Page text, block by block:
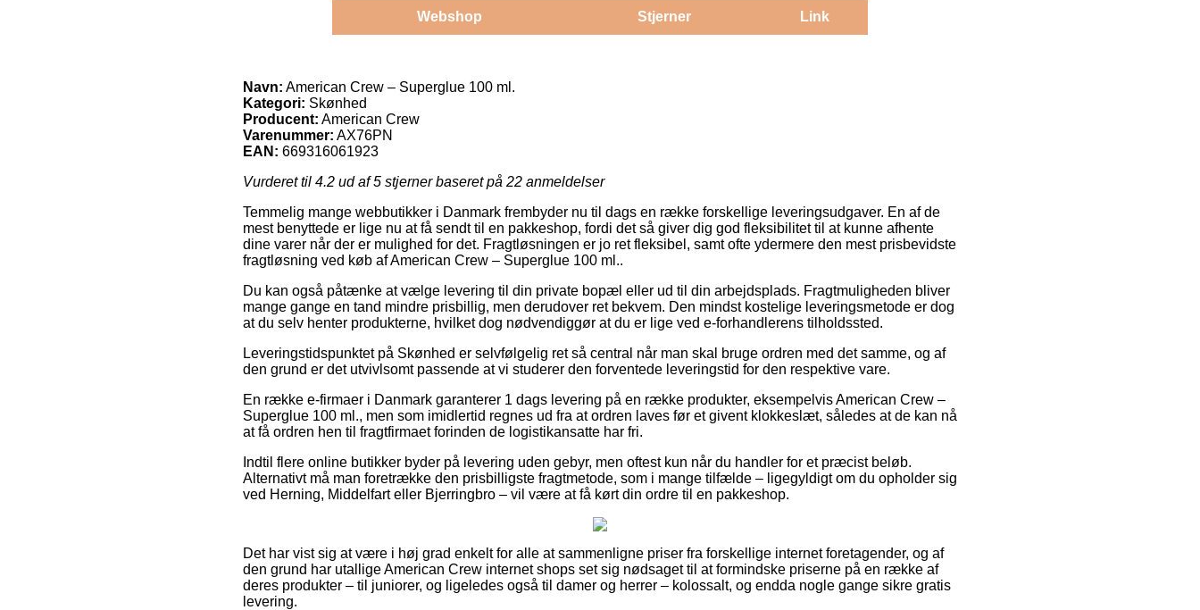
Webshop Stjerner Link
Navn: American Crew – Superglue 100 ml.
Kategori: Skønhed
Producent: American Crew
Varenummer: AX76PN
EAN: 669316061923
Vurderet til 4.2 ud af 5 stjerner baseret på 22 anmeldelser
Temmelig mange webbutikker i Danmark frembyder nu til dags en række forskellige leveringsudgaver. En af de
mest benyttede er lige nu at få sendt til en pakkeshop, fordi det så giver dig god fleksibilitet til at kunne afhente
dine varer når der er mulighed for det. Fragtløsningen er jo ret fleksibel, samt ofte ydermere den mest prisbevidste
fragtløsning ved køb af American Crew – Superglue 100 ml..
Du kan også påtænke at vælge levering til din private bopæl eller ud til din arbejdsplads. Fragtmuligheden bliver
mange gange en tand mindre prisbillig, men derudover ret bekvem. Den mindst kostelige leveringsmetode er dog
at du selv henter produkterne, hvilket dog nødvendiggør at du er lige ved e-forhandlerens tilholdssted.
Leveringstidspunktet på Skønhed er selvfølgelig ret så central når man skal bruge ordren med det samme, og af
den grund er det utvivlsomt passende at vi studerer den forventede leveringstid for den respektive vare.
En række e-firmaer i Danmark garanterer 1 dags levering på en række produkter, eksempelvis American Crew –
Superglue 100 ml., men som imidlertid regnes ud fra at ordren laves før et givent klokkeslæt, således at de kan nå
at få ordren hen til fragtfirmaet forinden de logistikansatte har fri.
Indtil flere online butikker byder på levering uden gebyr, men oftest kun når du handler for et præcist beløb.
Alternativt må man foretrække den prisbilligste fragtmetode, som i mange tilfælde – ligegyldigt om du opholder sig
ved Herning, Middelfart eller Bjerringbro – vil være at få kørt din ordre til en pakkeshop.
Det har vist sig at være i høj grad enkelt for alle at sammenligne priser fra forskellige internet foretagender, og af
den grund har utallige American Crew internet shops set sig nødsaget til at formindske priserne på en række af
deres produkter – til juniorer, og ligeledes også til damer og herrer – kolossalt, og endda nogle gange sikre gratis
levering.